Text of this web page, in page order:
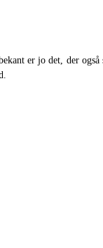
er jo det, der